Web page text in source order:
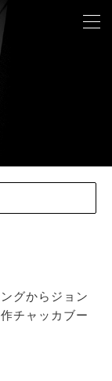
グからジョン
チャッカブー